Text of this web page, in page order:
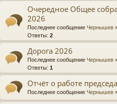
Очередное Общее
2026
Последнее сообщение Чернышев
Ответы: 2
Дорога 2026
Последнее сообщение Чернышев
Ответы: 1
Отчёт о работе
Последнее сообщение Чернышев